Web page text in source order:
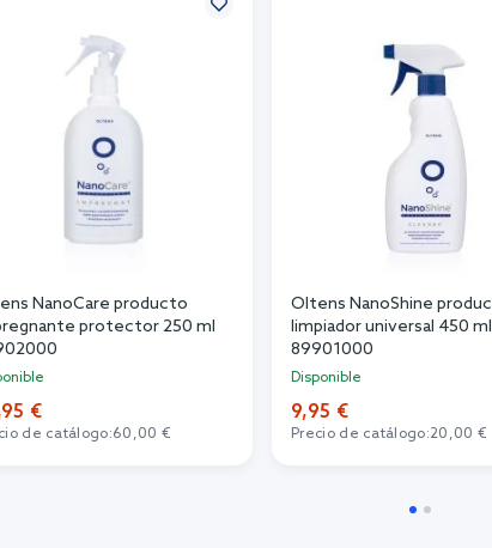
NanoCare producto
protector 250 ml
€
de catálogo:60,00 €
Oltens NanoShine
limpiador universal 450 ml
89901000
Disponible
9,95 €
Precio de catálogo:20,00 €